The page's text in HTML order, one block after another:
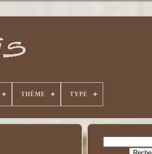
THÈME TYPE